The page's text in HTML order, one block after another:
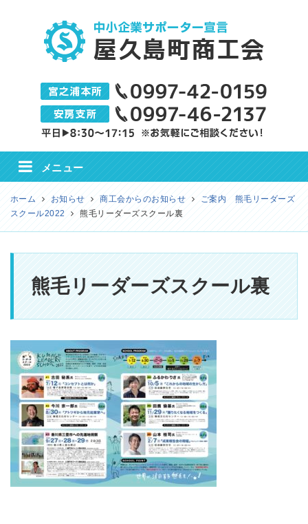
メニュー
ホーム お知らせ 商工会からのお知らせ
ご案内 熊毛リーダーズ
スクール2022
熊毛リーダーズスクール裏
熊毛リーダーズスクール裏